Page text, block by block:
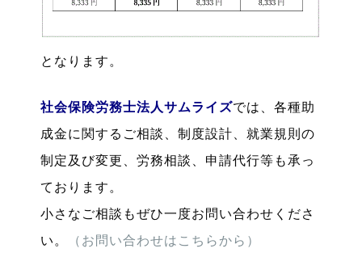
となります。
社会保険労務士法人サムライズでは、各種助
成金に関するご相談、制度設計、就業規則の
制定及び変更、労務相談、申請代行等も承っ
ております。
小さなご相談もぜひ一度お問い合わせくださ
い。
（お問い合わせはこちらから）